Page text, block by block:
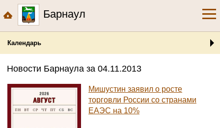
Барнаул
Календарь
Новости Барнаула за 04.11.2013
Мишустин заявил о росте
торговли России со странами
ЕАЭС на 10%